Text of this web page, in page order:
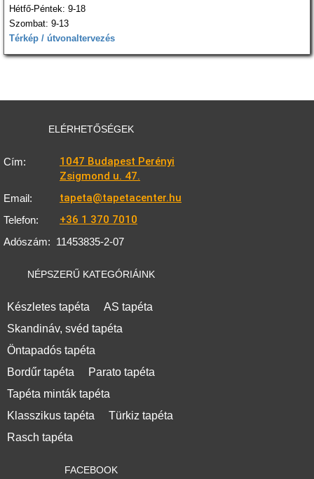
Hétfő-Péntek: 9-18
Szombat: 9-13
Térkép / útvonaltervezés
ELÉRHETŐSÉGEK
Cím:
1047 Budapest Perényi
Zsigmond u. 47.
Email: tapeta@tapetacenter.hu
Telefon: +36 1 370 7010
Adószám: 11453835-2-07
NÉPSZERŰ KATEGÓRIÁINK
Készletes tapéta
AS tapéta
Skandináv, svéd tapéta
Öntapadós tapéta
Bordűr tapéta
Parato tapéta
Tapéta minták tapéta
Klasszikus tapéta
Türkiz tapéta
Rasch tapéta
FACEBOOK